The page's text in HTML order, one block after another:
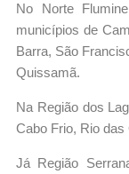
No Norte
municípios de
Barra, São
Quissamã.
Na Região dos
Cabo Frio, Rio
Já Região